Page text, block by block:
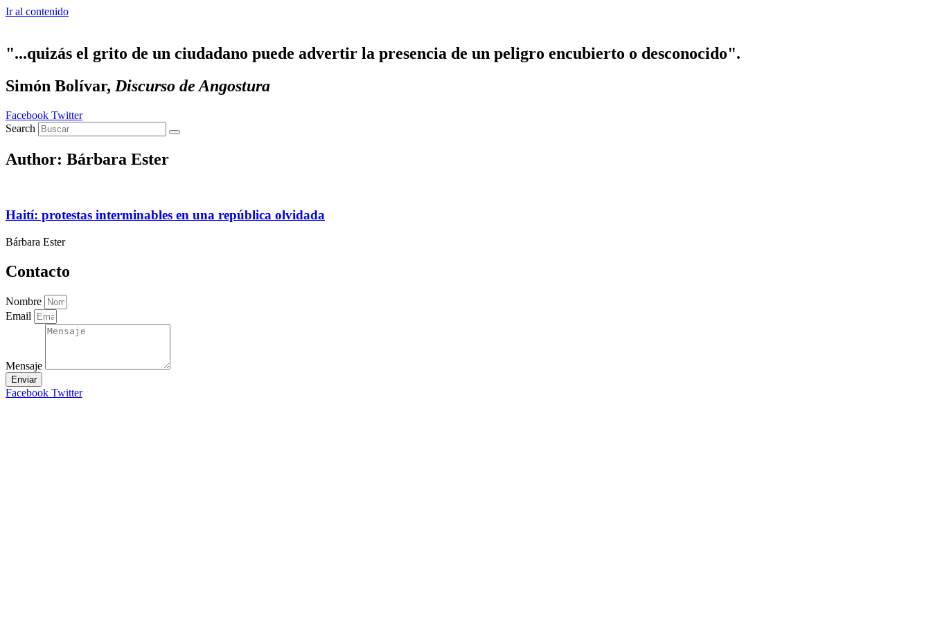
Ir al contenido
"...quizás el grito de un ciudadano puede advertir la presencia de un peligro encubierto o desconocido".
Simón Bolívar, Discurso de Angostura
Facebook Twitter
Search
Author: Bárbara Ester
Haití: protestas interminables en una república olvidada
Bárbara Ester
Contacto
Nombre
Email
Mensaje
Enviar
Facebook Twitter